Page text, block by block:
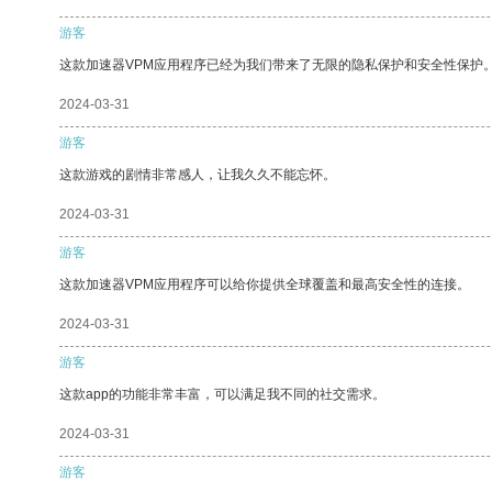
游客
这款加速器VPM应用程序已经为我们带来了无限的隐私保护和安全性保护
2024-03-31
游客
这款游戏的剧情非常感人，让我久久不能忘怀。
2024-03-31
游客
这款加速器VPM应用程序可以给你提供全球覆盖和最高安全性的连接。
2024-03-31
游客
这款app的功能非常丰富，可以满足我不同的社交需求。
2024-03-31
游客